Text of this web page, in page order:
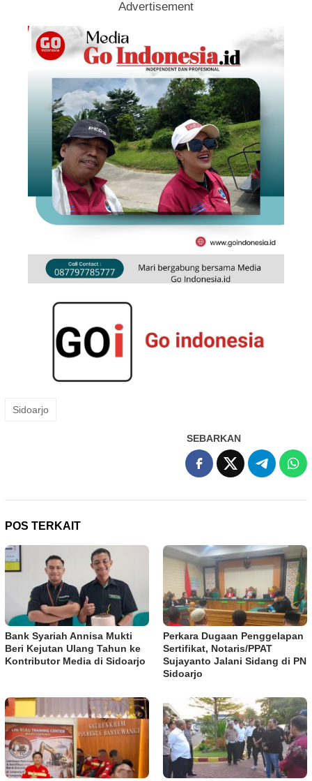
Advertisement
Sidoarjo
SEBARKAN
POS TERKAIT
Bank Syariah Annisa Mukti
Beri Kejutan Ulang Tahun ke
Kontributor Media di Sidoarjo
Perkara Dugaan Penggelapan
Sertifikat, Notaris/PPAT
Sujayanto Jalani Sidang di PN
Sidoarjo